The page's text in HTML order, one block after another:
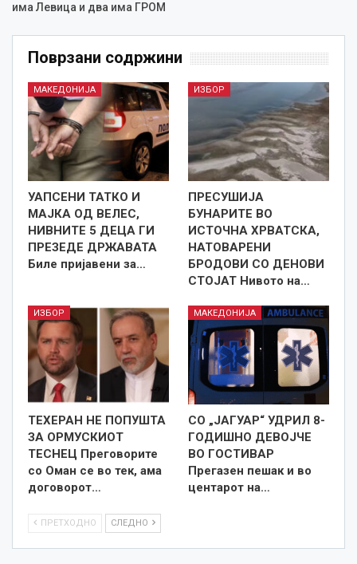
има Левица и два има ГРОМ
Поврзани содржини
МАКЕДОНИЈА
УАПСЕНИ ТАТКО И
МАЈКА ОД ВЕЛЕС,
НИВНИТЕ 5 ДЕЦА ГИ
ПРЕЗЕДЕ ДРЖАВАТА
Биле пријавени за…
ИЗБОР
ПРЕСУШИЈА
БУНАРИТЕ ВО
ИСТОЧНА ХРВАТСКА,
НАТОВАРЕНИ
БРОДОВИ СО ДЕНОВИ
СТОЈАТ Нивото на…
ИЗБОР
ТЕХЕРАН НЕ ПОПУШТА
ЗА ОРМУСКИОТ
ТЕСНЕЦ Преговорите
со Оман се во тек, ама
договорот…
МАКЕДОНИЈА
СО „ЈАГУАР“ УДРИЛ 8-
ГОДИШНО ДЕВОЈЧЕ
ВО ГОСТИВАР
Прегазен пешак и во
центарот на…
ПРЕТХОДНО СЛЕДНО